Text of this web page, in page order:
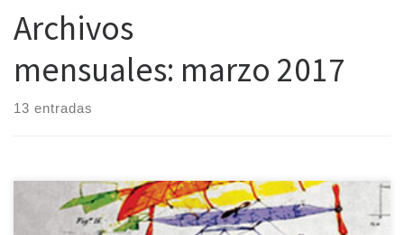
Archivos
mensuales: marzo 2017
13 entradas